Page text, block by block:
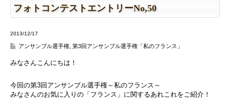
フォトコンテストエントリーNo,50
2013/12/17
アンサンブル選手権 第3回アンサンブル選手権「私のフランス」
みなさんこんにちは！
今回の第3回アンサンブル選手権～私のフランス～
みなさんのお気に入りの「フランス」に関するあれこれをご紹介！